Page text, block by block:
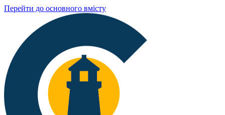
Перейти до основного вмісту